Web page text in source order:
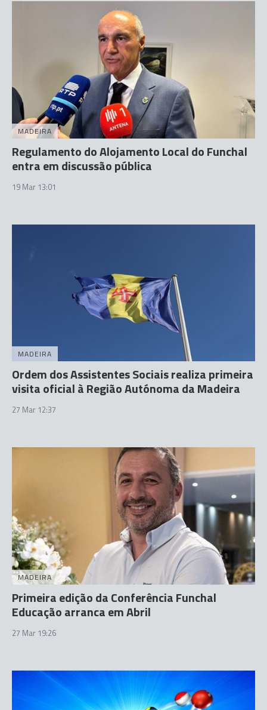
MADEIRA
Regulamento do Alojamento Local do Funchal
entra em discussão pública
19 Mar 13:01
MADEIRA
Ordem dos Assistentes Sociais realiza primeira
visita oficial à Região Autónoma da Madeira
27 Mar 12:37
MADEIRA
Primeira edição da Conferência Funchal
Educação arranca em Abril
27 Mar 19:26